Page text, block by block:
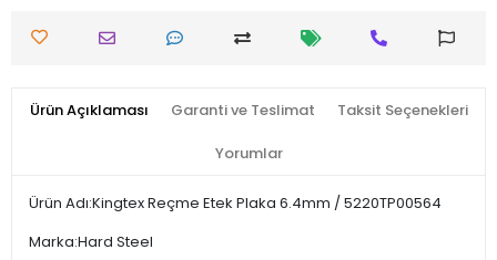
Ürün Açıklaması Garanti ve Teslimat Taksit Seçenekleri
Yorumlar
Ürün Adı:Kingtex Reçme Etek Plaka 6.4mm / 5220TP00564
Marka:Hard Steel